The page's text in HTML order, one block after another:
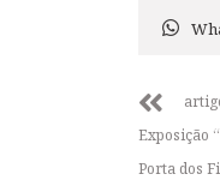
Exposição
Porta dos